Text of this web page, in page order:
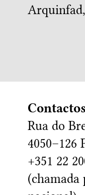
Contactos
Rua do
4050–126
+351 22
(chamada